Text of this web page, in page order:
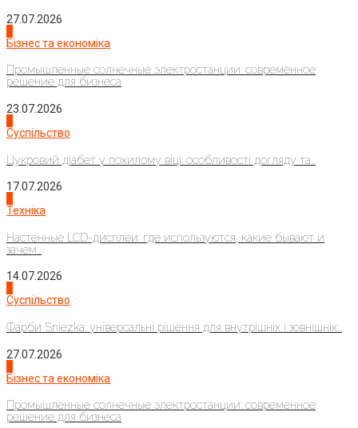
27.07.2026
Бізнес та економіка
Промышленные солнечные электростанции: современное
решение для бизнеса
23.07.2026
Суспільство
Цукровий діабет у похилому віці: особливості догляду та...
17.07.2026
Техніка
Настенные LCD-дисплеи: где используются, какие бывают и
зачем...
14.07.2026
Суспільство
Фарби Sniezka: універсальні рішення для внутрішніх і зовнішніх...
27.07.2026
Бізнес та економіка
Промышленные солнечные электростанции: современное
решение для бизнеса